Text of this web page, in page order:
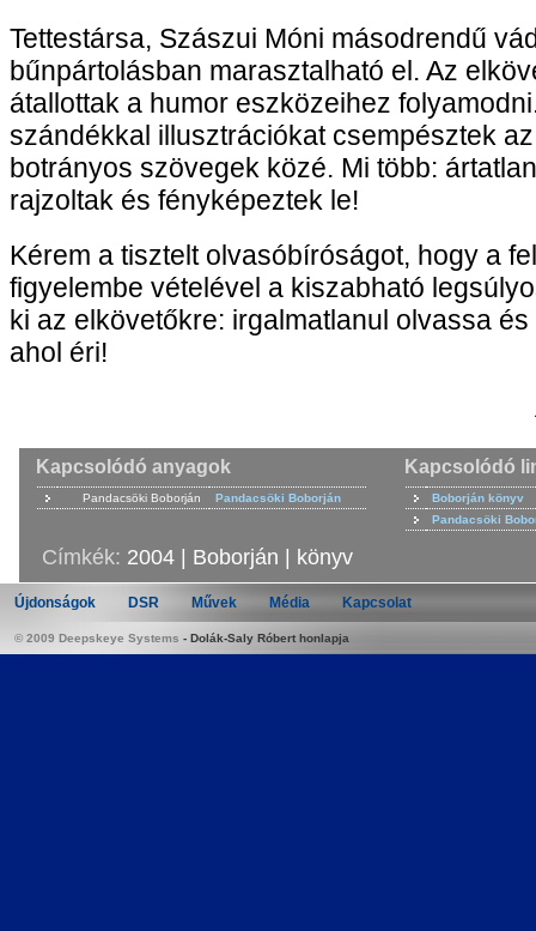
Tettestársa, Szászui Móni másodrendű
bűnpártolásban marasztalható el. Az
átallottak a humor eszközeihez
szándékkal illusztrációkat csempésztek
botrányos szövegek közé. Mi több:
rajzoltak és fényképeztek le!
Kérem a tisztelt olvasóbíróságot, hogy a
figyelembe vételével a kiszabható
ki az elkövetőkre: irgalmatlanul olvassa
ahol éri!
Kapcsolódó anyagok
Pandacsöki Boborján Pandacsöki Boborján
Kapcsolódó
Boborján könyv
Pandacsöki
Címkék: 2004 | Boborján | könyv
Újdonságok DSR Művek Média Kapcsolat
© 2009 Deepskeye Systems - Dolák-Saly Róbert honlapja